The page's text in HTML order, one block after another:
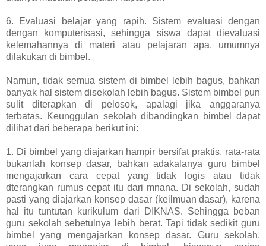
6. Evaluasi belajar yang rapih. Sistem evaluasi dengan
dengan komputerisasi, sehingga siswa dapat dievaluasi
kelemahannya di materi atau pelajaran apa, umumnya
dilakukan di bimbel.
Namun, tidak semua sistem di bimbel lebih bagus, bahkan
banyak hal sistem disekolah lebih bagus. Sistem bimbel pun
sulit diterapkan di pelosok, apalagi jika anggaranya
terbatas. Keunggulan sekolah dibandingkan bimbel dapat
dilihat dari beberapa berikut ini:
1. Di bimbel yang diajarkan hampir bersifat praktis, rata-rata
bukanlah konsep dasar, bahkan adakalanya guru bimbel
mengajarkan cara cepat yang tidak logis atau tidak
dterangkan rumus cepat itu dari mnana. Di sekolah, sudah
pasti yang diajarkan konsep dasar (keilmuan dasar), karena
hal itu tuntutan kurikulum dari DIKNAS. Sehingga beban
guru sekolah sebetulnya lebih berat. Tapi tidak sedikit guru
bimbel yang mengajarkan konsep dasar. Guru sekolah,